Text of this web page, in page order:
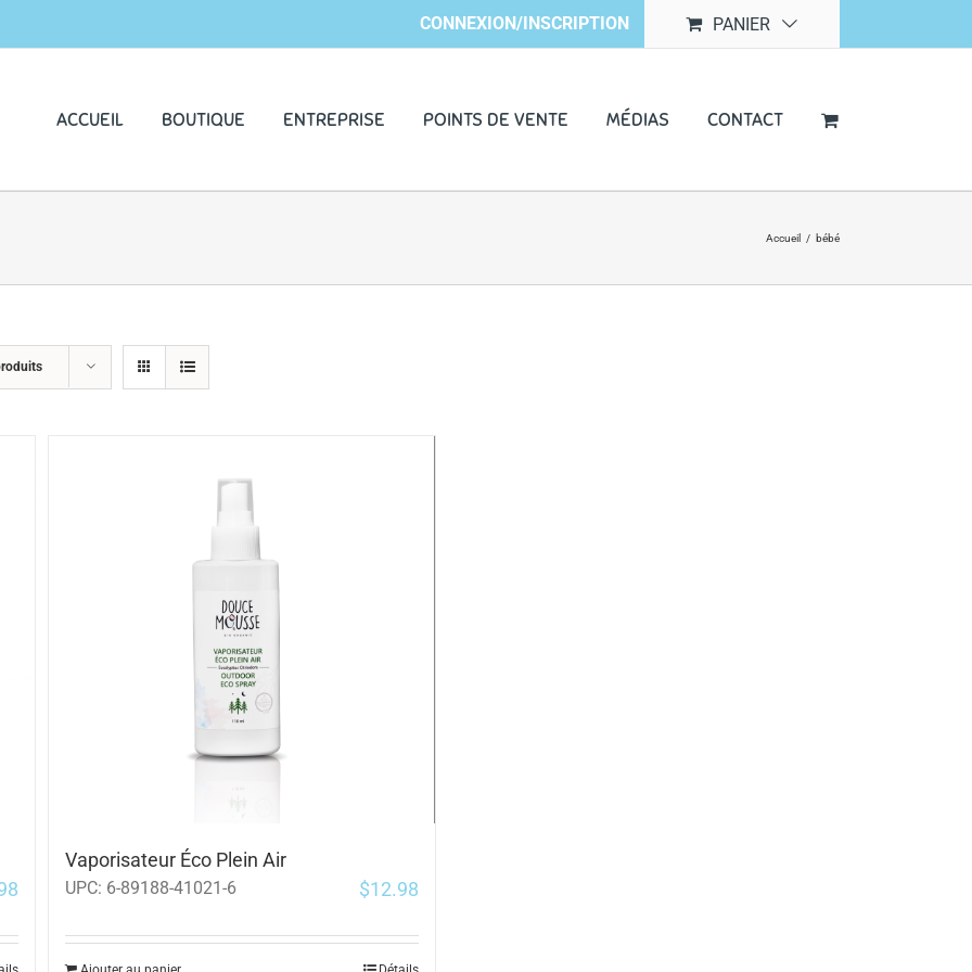
CONNEXION/INSCRIPTION PANIER
ACCUEIL BOUTIQUE ENTREPRISE POINTS DE VENTE MÉDIAS CONTACT
Accueil / bébé
Vaporisateur Éco Plein Air
UPC: 6-89188-41021-6 $12.98